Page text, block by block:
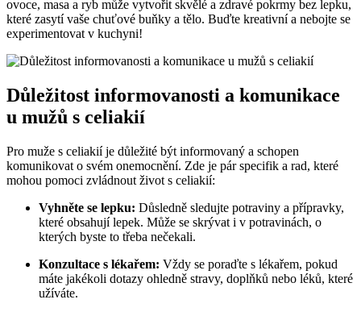
ovoce, masa a ryb může vytvořit skvělé a zdravé pokrmy bez lepku,
které zasytí vaše chuťové buňky a tělo. Buďte kreativní a nebojte se
experimentovat v kuchyni!
Důležitost informovanosti a komunikace
u mužů s celiakií
Pro muže s celiakií je důležité být informovaný a schopen
komunikovat o svém onemocnění. Zde je pár specifik a rad, které
mohou pomoci zvládnout život s celiakií:
Vyhněte se lepku: Důsledně sledujte potraviny a přípravky,
které obsahují lepek. Může se skrývat i v potravinách, o
kterých byste to třeba nečekali.
Konzultace s lékařem: Vždy se poraďte s lékařem, pokud
máte jakékoli dotazy ohledně stravy, doplňků nebo léků, které
užíváte.